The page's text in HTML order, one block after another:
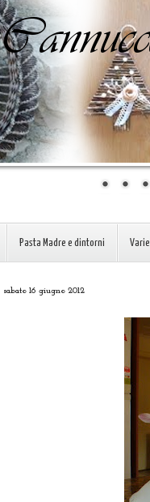
Pasta Madre e dintorni Varie
sabato 16 giugno 2012